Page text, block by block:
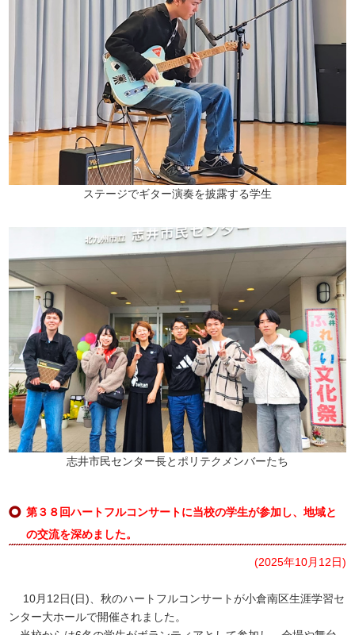
ステージでギター演奏を披露する学生
志井市民センター長とポリテクメンバーたち
第３８回ハートフルコンサートに当校の学生が参加し、地域と
の交流を深めました。
(2025年10月12日)
10月12日(日)、秋のハートフルコンサートが小倉南区生涯学習セ
ンター大ホールで開催されました。